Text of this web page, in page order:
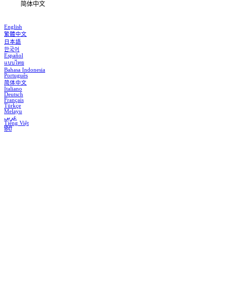
简体中文
English
繁體中文
日本語
한국어
Español
แบบไทย
Bahasa Indonesia
Português
简体中文
Italiano
Deutsch
Français
Türkçe
Melayu
عربي
Tiếng Việt
हिंदी